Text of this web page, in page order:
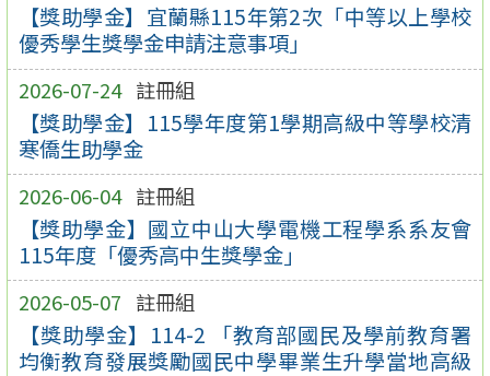
【獎助學金】宜蘭縣115年第2次「中等以上學校
優秀學生獎學金申請注意事項」
2026-07-24 註冊組
【獎助學金】115學年度第1學期高級中等學校清
寒僑生助學金
2026-06-04 註冊組
【獎助學金】國立中山大學電機工程學系系友會
115年度「優秀高中生獎學金」
2026-05-07 註冊組
【獎助學金】114-2 「教育部國民及學前教育署
均衡教育發展獎勵國民中學畢業生升學當地高級